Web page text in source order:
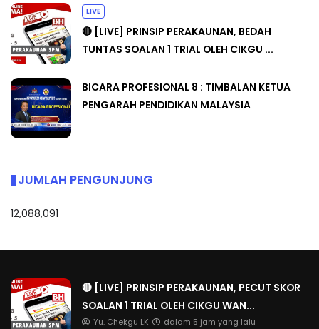
LIVE
🔴 [LIVE] PRINSIP PERAKAUNAN, BEDAH
TUNTAS SOALAN 1 TRIAL OLEH CIKGU ...
BICARA PROFESIONAL 8 : TIMBALAN KETUA
PENGARAH PENDIDIKAN MALAYSIA
JUMLAH PENGUNJUNG
12,088,091
🔴 [LIVE] PRINSIP PERAKAUNAN, PECUT SKOR
SOALAN 1 TRIAL OLEH CIKGU WAN...
Yu. Chekgu LK dalam 5 jam yang lalu